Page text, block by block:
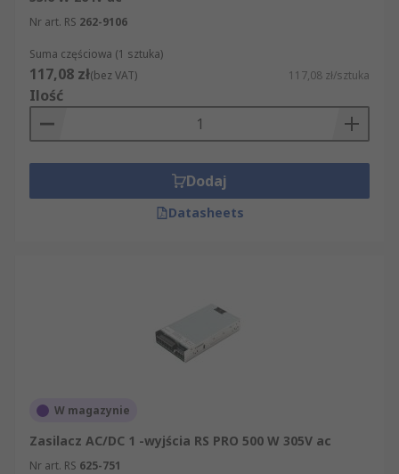
Nr art. RS 262-9106
Suma częściowa (1 sztuka)
117,08 zł(bez VAT) 117,08 zł/sztuka
Ilość
Dodaj
Datasheets
W magazynie
Zasilacz AC/DC 1 -wyjścia RS PRO 500 W 305V ac
Nr art. RS 625-751